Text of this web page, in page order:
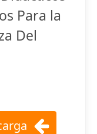
Para la
Del